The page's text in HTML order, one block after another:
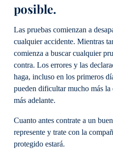
posible.
Las pruebas comienzan a
cualquier accidente. Mientras
comienza a buscar cualquier
contra. Los errores y las
haga, incluso en los primeros
pueden dificultar mucho más
más adelante.
Cuanto antes contrate a un
represente y trate con la
protegido estará.